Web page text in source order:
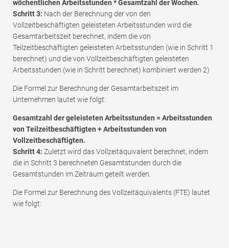
wöchentlichen Arbeitsstunden * Gesamtzahl der Wochen.
Schritt 3: Nach der Berechnung der von den
Vollzeitbeschäftigten geleisteten Arbeitsstunden wird die
Gesamtarbeitszeit berechnet, indem die von
Teilzeitbeschäftigten geleisteten Arbeitsstunden (wie in Schritt 1
berechnet) und die von Vollzeitbeschäftigten geleisteten
Arbeitsstunden (wie in Schritt berechnet) kombiniert werden 2)
Die Formel zur Berechnung der Gesamtarbeitszeit im
Unternehmen lautet wie folgt:
Gesamtzahl der geleisteten Arbeitsstunden = Arbeitsstunden
von Teilzeitbeschäftigten + Arbeitsstunden von
Vollzeitbeschäftigten.
Schritt 4: Zuletzt wird das Vollzeitäquivalent berechnet, indem
die in Schritt 3 berechneten Gesamtstunden durch die
Gesamtstunden im Zeitraum geteilt werden.
Die Formel zur Berechnung des Vollzeitäquivalents (FTE) lautet
wie folgt: